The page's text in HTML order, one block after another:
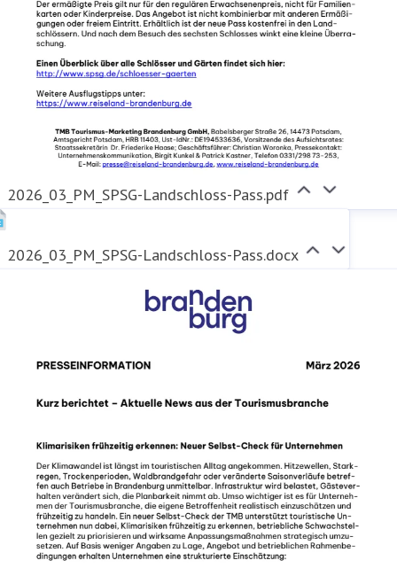
2026_03_PM_SPSG-Landschloss-Pass.pdf
2026_03_PM_SPSG-Landschloss-Pass.docx